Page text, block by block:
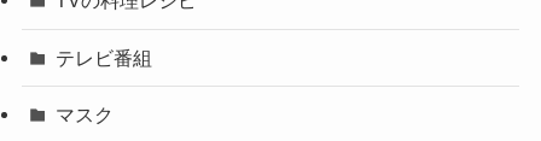
テレビ番組
マスク